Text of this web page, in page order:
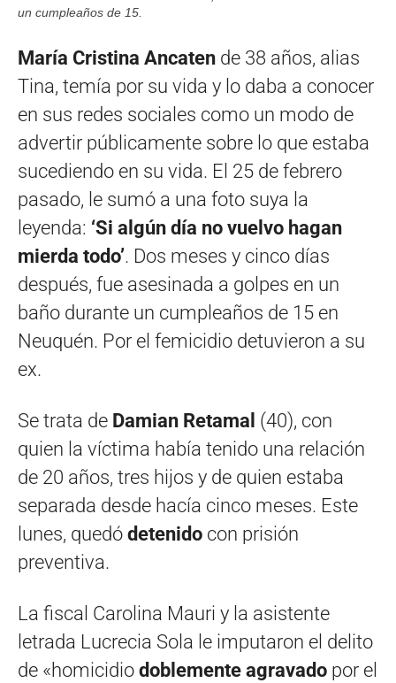
un cumpleaños de 15.
María Cristina Ancaten de 38 años, alias
Tina, temía por su vida y lo daba a conocer
en sus redes sociales como un modo de
advertir públicamente sobre lo que estaba
sucediendo en su vida. El 25 de febrero
pasado, le sumó a una foto suya la
leyenda: ‘Si algún día no vuelvo hagan
mierda todo’. Dos meses y cinco días
después, fue asesinada a golpes en un
baño durante un cumpleaños de 15 en
Neuquén. Por el femicidio detuvieron a su
ex.
Se trata de Damian Retamal (40), con
quien la víctima había tenido una relación
de 20 años, tres hijos y de quien estaba
separada desde hacía cinco meses. Este
lunes, quedó detenido con prisión
preventiva.
La fiscal Carolina Mauri y la asistente
letrada Lucrecia Sola le imputaron el delito
de «homicidio doblemente agravado por el